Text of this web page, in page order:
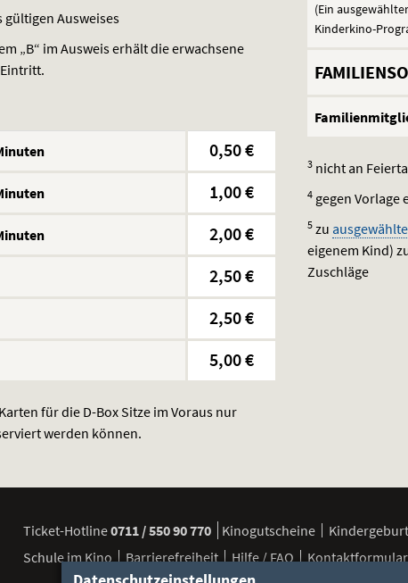
gültigen Ausweises
„B“ im Ausweis erhält die erwachsene
0,50 €
1,00 €
2,00 €
2,50 €
2,50 €
5,00 €
für die D-Box Sitze im Voraus nur
werden können.
(Ein
Kinderkino-
3 nicht an
4 gegen Vorlage
5 zu
eigenem Kind)
Zuschläge
Ticket-Hotline0711 / 550 90 770 Kinogutscheine
Schule im Kino
Barrierefreiheit Hilfe / FAQ Kontaktformular